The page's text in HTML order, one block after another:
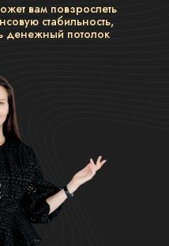
вам повзрослеть
стабильность,
денежный потолок